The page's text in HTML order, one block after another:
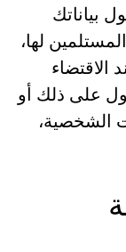
بياناتك
لها،
على ذلك أو
الشخصية،